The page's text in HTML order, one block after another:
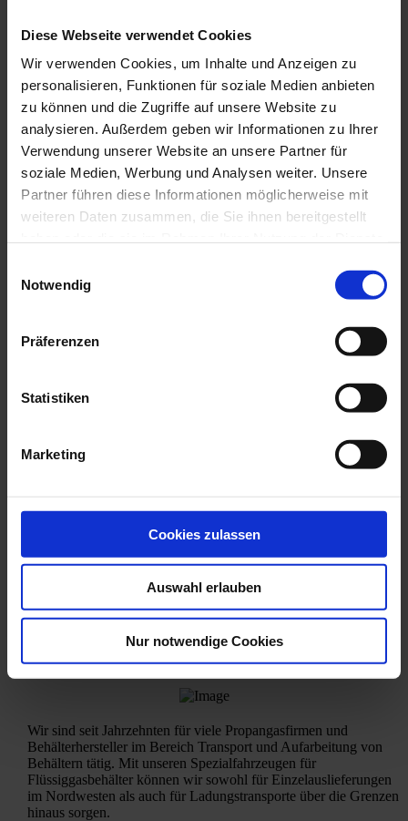
Diese Webseite verwendet Cookies
Wir verwenden Cookies, um Inhalte und Anzeigen zu
personalisieren, Funktionen für soziale Medien anbieten
zu können und die Zugriffe auf unsere Website zu
analysieren. Außerdem geben wir Informationen zu Ihrer
Verwendung unserer Website an unsere Partner für
soziale Medien, Werbung und Analysen weiter. Unsere
Partner führen diese Informationen möglicherweise mit
weiteren Daten zusammen, die Sie ihnen bereitgestellt
Notwendig
Präferenzen
Statistiken
Marketing
Cookies zulassen
Auswahl erlauben
Nur notwendige Cookies
0
1.000 qm Produktions-
fläche
Wir sind seit Jahrzehnten für viele Propangasfirmen und
Behälterhersteller im Bereich Transport und Aufarbeitung von
Behältern tätig. Mit unseren Spezialfahrzeugen für
Flüssiggasbehälter können wir sowohl für Einzelauslieferungen
im Nordwesten als auch für Ladungstransporte über die Grenzen
hinaus sorgen.